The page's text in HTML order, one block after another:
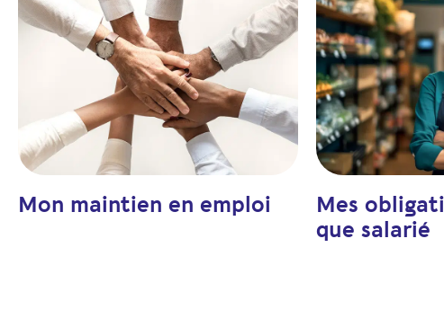
Mon maintien en emploi
Mes
que salarié